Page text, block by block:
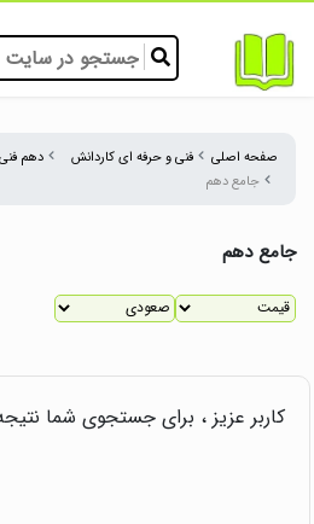
صفحه اصلی فنی و حرفه ای کاردانش
دهم
جامع دهم
جامع دهم
کاربر عزیز ، برای جستجوی شما